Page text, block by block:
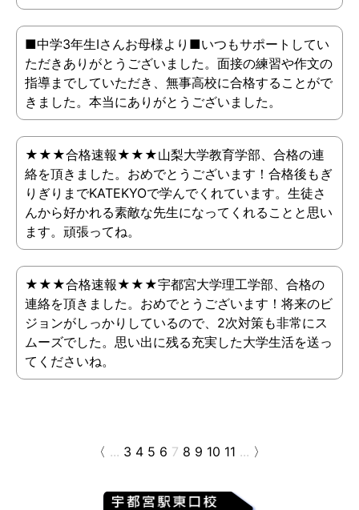
■中学3年生Iさんお母様より■いつもサポートしてい
ただきありがとうございました。面接の練習や作文の
指導までしていただき、無事高校に合格することがで
きました。本当にありがとうございました。
★★★合格速報★★★山梨大学教育学部、合格の連
絡を頂きました。おめでとうございます！合格後もぎ
りぎりまでKATEKYOで学んでくれています。生徒さ
んから好かれる素敵な先生になってくれることと思い
ます。頑張ってね。
★★★合格速報★★★宇都宮大学理工学部、合格の
連絡を頂きました。おめでとうございます！将来のビ
ジョンがしっかりしているので、2次対策も非常にス
ムーズでした。思い出に残る充実した大学生活を送っ
てくださいね。
〈 ... 3 4 5 6 7 8 9 10 11 ... 〉